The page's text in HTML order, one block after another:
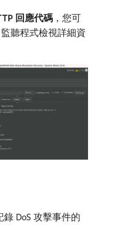
回應代碼 ，您可
監聽程式檢視詳細資
DoS 攻擊事件的